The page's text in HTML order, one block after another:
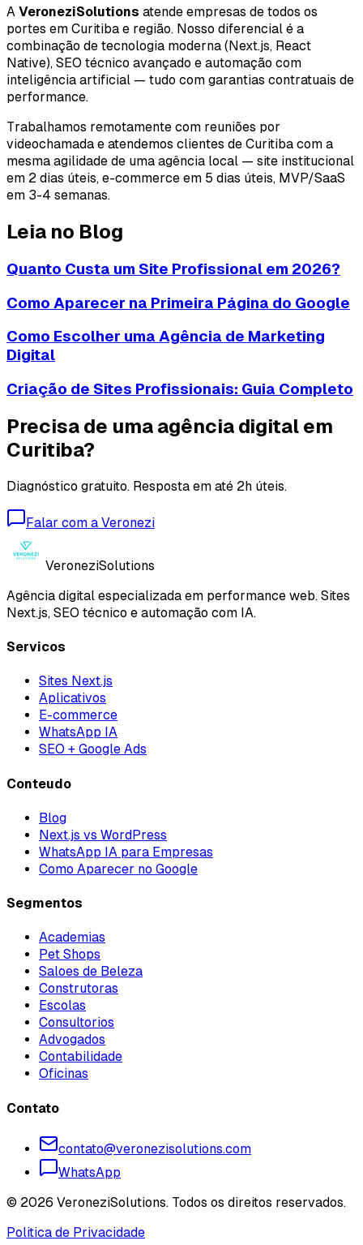
A VeroneziSolutions atende empresas de todos os
portes em Curitiba e região. Nosso diferencial é a
combinação de tecnologia moderna (Next.js, React
Native), SEO técnico avançado e automação com
inteligência artificial — tudo com garantias contratuais de
performance.
Trabalhamos remotamente com reuniões por
videochamada e atendemos clientes de Curitiba com a
mesma agilidade de uma agência local — site institucional
em 2 dias úteis, e-commerce em 5 dias úteis, MVP/SaaS
em 3-4 semanas.
Leia no Blog
Quanto Custa um Site Profissional em 2026?
Como Aparecer na Primeira Página do Google
Como Escolher uma Agência de Marketing
Digital
Criação de Sites Profissionais: Guia Completo
Precisa de uma agência digital em
Curitiba?
Diagnóstico gratuito. Resposta em até 2h úteis.
Falar com a Veronezi
VeroneziSolutions
Agência digital especializada em performance web. Sites
Next.js, SEO técnico e automação com IA.
Servicos
Sites Next.js
Aplicativos
E-commerce
WhatsApp IA
SEO + Google Ads
Conteudo
Blog
Next.js vs WordPress
WhatsApp IA para Empresas
Como Aparecer no Google
Segmentos
Academias
Pet Shops
Saloes de Beleza
Construtoras
Escolas
Consultorios
Advogados
Contabilidade
Oficinas
Contato
contato@veronezisolutions.com
WhatsApp
© 2026 VeroneziSolutions. Todos os direitos reservados.
Politica de Privacidade